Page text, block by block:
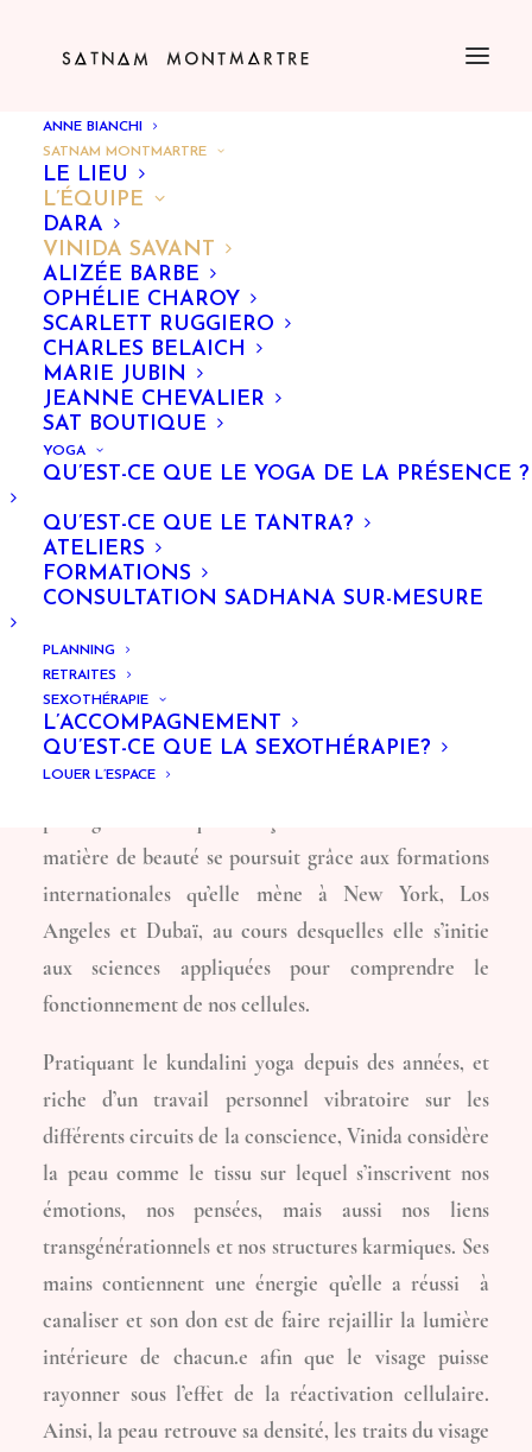
ANNE BIANCHI
SATNAM MONTMARTRE
LE LIEU
L’ÉQUIPE
DARA
VINIDA SAVANT
ALIZÉE BARBE
OPHÉLIE CHAROY
SCARLETT RUGGIERO
CHARLES BELAICH
MARIE JUBIN
JEANNE CHEVALIER
SAT BOUTIQUE
YOGA
QU’EST-CE QUE LE YOGA DE LA PRÉSENCE ?
QU’EST-CE QUE LE TANTRA?
ATELIERS
FORMATIONS
CONSULTATION SADHANA SUR-MESURE
PLANNING
RETRAITES
SEXOTHÉRAPIE
L’ACCOMPAGNEMENT
QU’EST-CE QUE LA SEXOTHÉRAPIE?
LOUER L’ESPACE
VINIDA SAVANT
De par ses origines d’Asie du Sud, Vinida baigne dans
Thérapeute spécialisée en soin du visage, forte de
douze années d’expérience chez Biologique
Recherche, Vinida commence sa pratique sous l’oeil
avisé de Madame Allouche, la fondatrice de cette
matière de beauté se poursuit grâce aux formations
internationales qu’elle mène à New York, Los
Angeles et Dubaï, au cours desquelles elle s’initie
aux sciences appliquées pour comprendre le
fonctionnement de nos cellules.
Pratiquant le kundalini yoga depuis des années, et
riche d’un travail personnel vibratoire sur les
différents circuits de la conscience, Vinida considère
la peau comme le tissu sur lequel s’inscrivent nos
émotions, nos pensées, mais aussi nos liens
transgénérationnels et nos structures karmiques. Ses
mains contiennent une énergie qu’elle a réussi à
canaliser et son don est de faire rejaillir la lumière
intérieure de chacun.e afin que le visage puisse
rayonner sous l’effet de la réactivation cellulaire.
Ainsi, la peau retrouve sa densité, les traits du visage